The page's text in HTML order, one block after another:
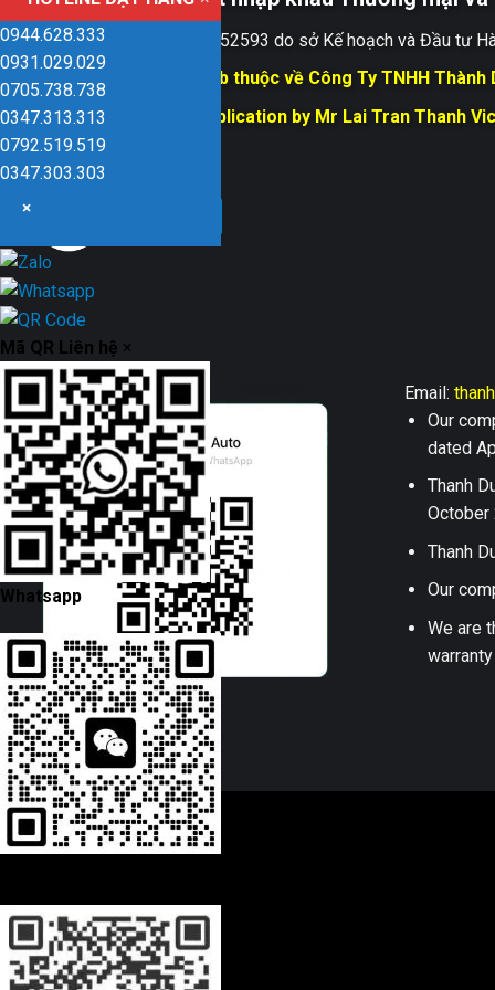
Giấy ĐKKD số 0109152593 do sở Kế hoạch và Đầu tư
Bản quyền trang web thuộc về Công Ty TNHH Thành
Responsible for Publication by Mr Lai Tran Thanh
Dũng company
Email:
Our
dated
Thanh
October
Thanh
Our
We are
0944.628.333
0931.029.029
0705.738.738
0347.313.313
0792.519.519
0347.303.303
×
Mã QR Liên hệ ×
Whatsapp